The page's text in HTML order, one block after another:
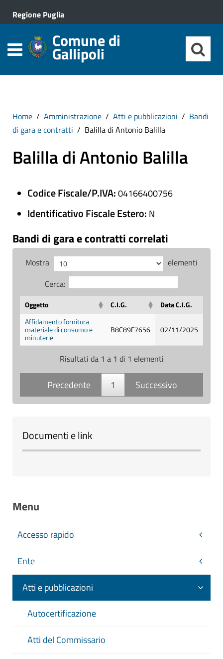
Regione Puglia
Comune di
Gallipoli
Home Amministrazione Atti e pubblicazioni
Bandi
di gara e contratti
Balilla di Antonio Balilla
Balilla di Antonio Balilla
Codice Fiscale/P.IVA:04166400756
Identificativo Fiscale Estero: N
Bandi di gara e contratti correlati
Mostra
elementi
Cerca:
Oggetto C.I.G.
Data C.I.G.
Affidamento fornitura
materiale di consumo e
minuterie
B8C89F7656 02/11/2025
Risultati da 1 a 1 di 1 elementi
Precedente 1 Successivo
Documenti e link
Menu
Accesso rapido
Ente
Atti e pubblicazioni
Autocertificazione
Atti del Commissario